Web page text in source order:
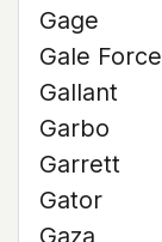
Gage
Gale Force
Gallant
Garbo
Garrett
Gator
Gaza